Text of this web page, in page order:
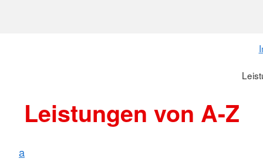
Leistungen von A-Z
a